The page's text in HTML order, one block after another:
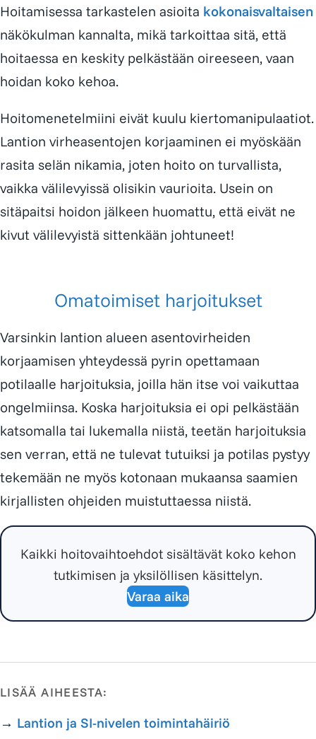
Hoitamisessa tarkastelen asioita kokonaisvaltaisen
näkökulman kannalta, mikä tarkoittaa sitä, että
hoitaessa en keskity pelkästään oireeseen, vaan
hoidan koko kehoa.
Hoitomenetelmiini eivät kuulu kiertomanipulaatiot.
Lantion virheasentojen korjaaminen ei myöskään
rasita selän nikamia, joten hoito on turvallista,
vaikka välilevyissä olisikin vaurioita. Usein on
sitäpaitsi hoidon jälkeen huomattu, että eivät ne
kivut välilevyistä sittenkään johtuneet!
Omatoimiset harjoitukset
Varsinkin lantion alueen asentovirheiden
korjaamisen yhteydessä pyrin opettamaan
potilaalle harjoituksia, joilla hän itse voi vaikuttaa
ongelmiinsa. Koska harjoituksia ei opi pelkästään
katsomalla tai lukemalla niistä, teetän harjoituksia
sen verran, että ne tulevat tutuiksi ja potilas pystyy
tekemään ne myös kotonaan mukaansa saamien
kirjallisten ohjeiden muistuttaessa niistä.
Kaikki hoitovaihtoehdot sisältävät koko kehon
tutkimisen ja yksilöllisen käsittelyn.
Varaa aika
LISÄÄ AIHEESTA:
→ Lantion ja SI-nivelen toimintahäiriö